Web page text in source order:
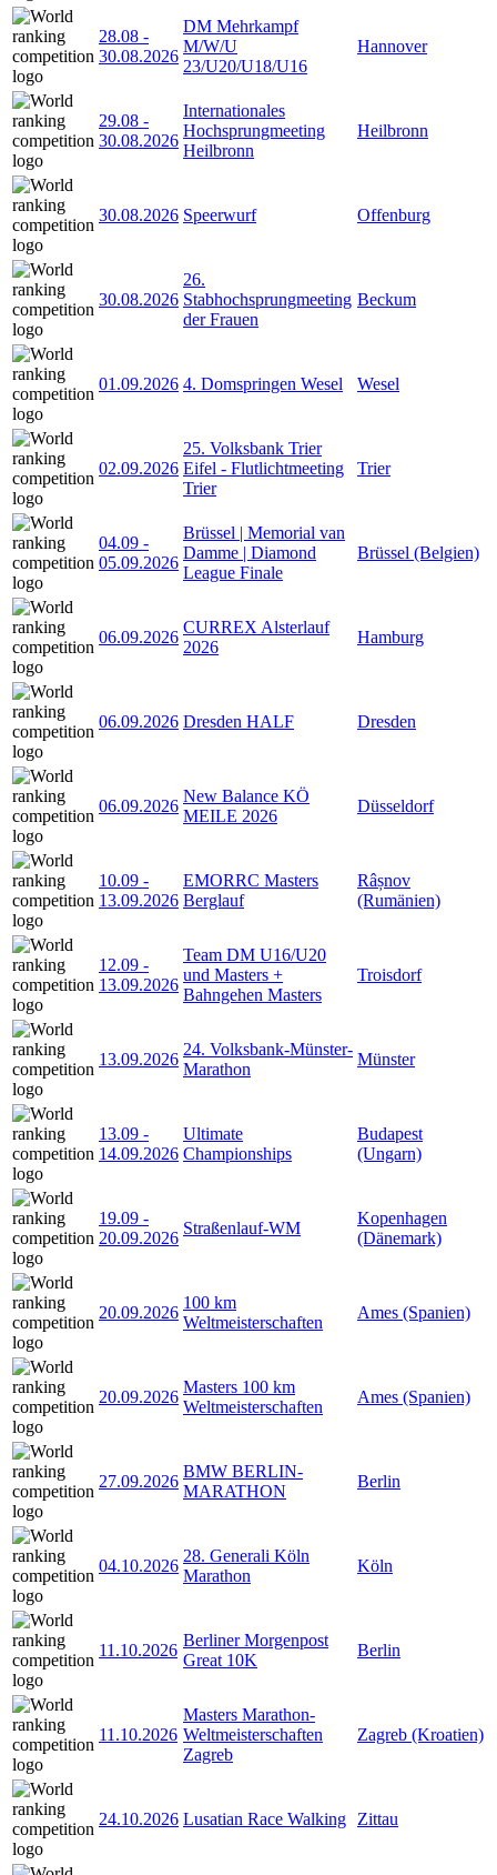
28.08 -
30.08.2026
DM Mehrkampf
M/W/U
23/U20/U18/U16
Hannover
29.08 -
30.08.2026
Internationales
Hochsprungmeeting
Heilbronn
Heilbronn
30.08.2026 Speerwurf Offenburg
30.08.2026
26.
Stabhochsprungmeeting
der Frauen
Beckum
01.09.2026 4. Domspringen Wesel Wesel
02.09.2026
25. Volksbank Trier
Eifel - Flutlichtmeeting
Trier
Trier
04.09 -
05.09.2026
Brüssel | Memorial van
Damme | Diamond
League Finale
Brüssel (Belgien)
06.09.2026
CURREX Alsterlauf
2026
Hamburg
06.09.2026 Dresden HALF Dresden
06.09.2026
New Balance KÖ
MEILE 2026
Düsseldorf
10.09 -
13.09.2026
EMORRC Masters
Berglauf
Râșnov
(Rumänien)
12.09 -
13.09.2026
Team DM U16/U20
und Masters +
Bahngehen Masters
Troisdorf
13.09.2026
24. Volksbank-Münster-
Marathon
Münster
13.09 -
14.09.2026
Ultimate
Championships
Budapest
(Ungarn)
19.09 -
20.09.2026
Straßenlauf-WM
Kopenhagen
(Dänemark)
20.09.2026
100 km
Weltmeisterschaften
Ames (Spanien)
20.09.2026
Masters 100 km
Weltmeisterschaften
Ames (Spanien)
27.09.2026
BMW BERLIN-
MARATHON
Berlin
04.10.2026
28. Generali Köln
Marathon
Köln
11.10.2026
Berliner Morgenpost
Great 10K
Berlin
11.10.2026
Masters Marathon-
Weltmeisterschaften
Zagreb
Zagreb (Kroatien)
24.10.2026 Lusatian Race Walking Zittau